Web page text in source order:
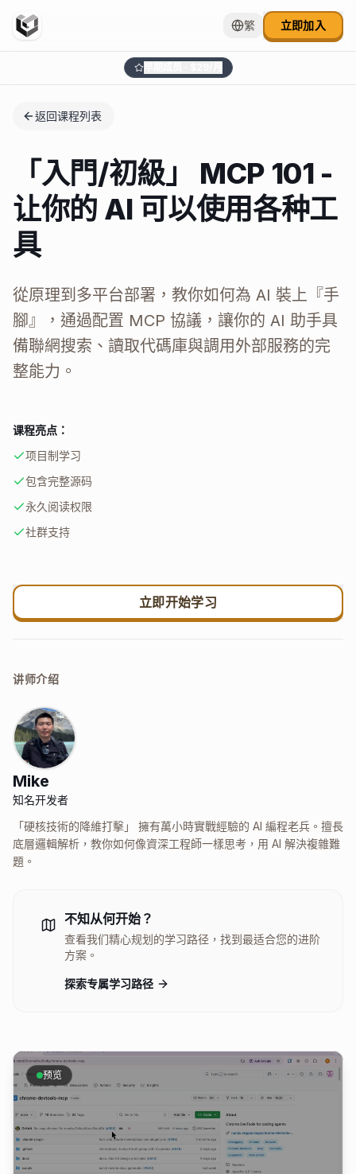
繁 立即加入
早期成员 · $
返回课程列表
「入門/初級」 MCP 101 -
让你的 AI 可以使用各种工
具
從原理到多平台部署，教你如何為 AI 裝上『手
腳』，通過配置 MCP 協議，讓你的 AI 助手具
備聯網搜索、讀取代碼庫與調用外部服務的完
整能力。
课程亮点：
项目制学习
包含完整源码
永久阅读权限
社群支持
立即开始学习
讲师介绍
Mike
知名开发者
「硬核技術的降維打擊」 擁有萬小時實戰經驗的 AI 編程老兵。擅長
底層邏輯解析，教你如何像資深工程師一樣思考，用 AI 解決複雜難
題。
不知从何开始？
查看我们精心规划的学习路径，找到最适合您的进阶
方案。
探索专属学习路径
预览